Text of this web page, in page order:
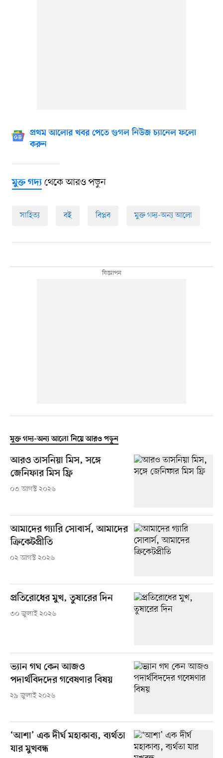
প্রথম আলোর খবর পেতে গুগল নিউজ চ্যানেল ফলো
করুন
মুক্ত গদ্যথেকে আরও পড়ুন
সাহিত্য বই বিপ্লব মুক্ত গদ্য-অন্য আলো
মুক্ত গদ্য-অন্য আলো নিয়ে আরও পড়ুন
আরও তাসনিয়া মিস, সঙ্গে
জেনিফার মিস ফ্রি
০৩ আগস্ট ২০২৬
আমাদের গ্যারি সোবার্স, আমাদের
ক্রিকেটপ্রীতি
০২ আগস্ট ২০২৬
প্রতিরোধের মুখ, তুষারের দিন
৩০ জুলাই ২০২৬
ভ্যান গঘ কেন আজও
পদার্থবিদদের গবেষণার বিষয়
২৯ জুলাই ২০২৬
‘আশা’ এক দীর্ঘ মহাকাব্য, ব্যর্থতা
যার মুখবন্ধ